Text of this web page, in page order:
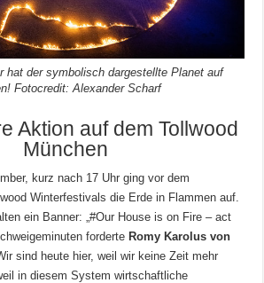
hat der symbolisch dargestellte Planet auf
Fotocredit: Alexander Scharf
Aktion auf dem Tollwood
München
kurz nach 17 Uhr ging vor dem
Winterfestivals die Erde in Flammen auf.
ein Banner: „#Our House is on Fire – act
forderteRomy Karolus von
sind heute hier, weil wir keine Zeit mehr
in diesem System wirtschaftliche